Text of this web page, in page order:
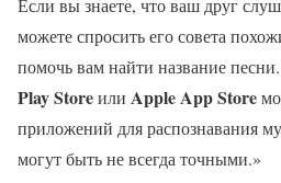
Если вы знаете, что ваш друг
можете спросить его совета
помочь вам найти название
Play Storeили Apple App Store
приложений для распознавания
могут быть не всегда точными.»